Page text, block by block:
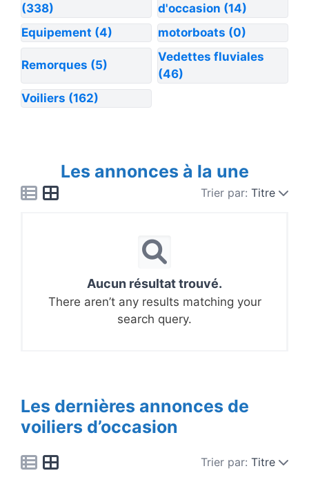
(338)
d'occasion (14)
Equipement (4) motorboats (0)
Remorques (5)
Vedettes fluviales
(46)
Voiliers (162)
Les annonces à la une
Trier par: Titre
Aucun résultat trouvé.
There aren’t any results matching your
search query.
Les dernières annonces de
voiliers d’occasion
Trier par: Titre